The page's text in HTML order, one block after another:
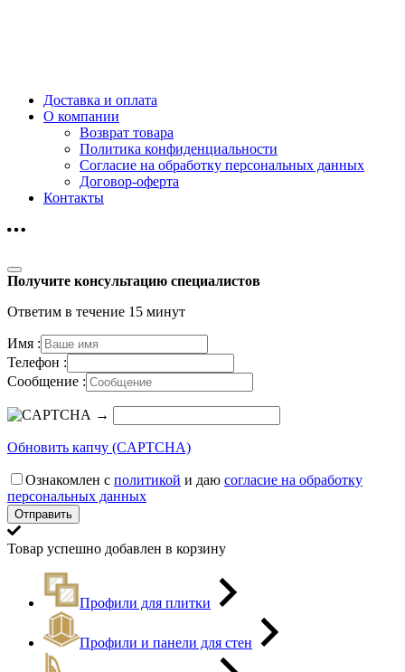
Доставка и оплата
О компании
Возврат товара
Политика конфиденциальности
Согласие на обработку персональных данных
Договор-оферта
Контакты
Получите консультацию специалистов
Ответим в течение 15 минут
Имя :
Телефон :
Сообщение :
→
Обновить капчу (CAPTCHA)
Ознакомлен с политикой и даю согласие на обработку
персональных данных
Товар успешно добавлен в корзину
Профили для плитки
Профили и панели для стен